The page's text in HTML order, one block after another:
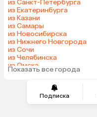
Подписка
Индонезия
Сейшелы
Казахстан
Узбекистан
Маврикий
Сербия
Малайзия
Киргизия
из Санкт-Петербурга
из Екатеринбурга
из Казани
из Самары
из Новосибирска
из Нижнего Новгорода
из Сочи
из Челябинска
из Омска
из Красноярска
Показать все города